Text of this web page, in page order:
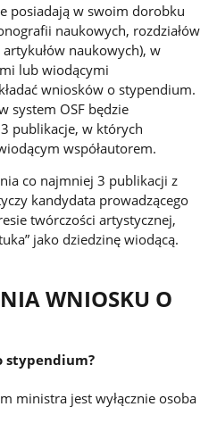
posiadają w swoim dorobku
naukowych, rozdziałów
naukowych), w
lub wiodącymi
wniosków o stypendium.
system OSF będzie
publikacje, w których
współautorem.
co najmniej 3 publikacji z
kandydata prowadzącego
twórczości artystycznej,
jako dziedzinę wiodącą.
WNIOSKU O
stypendium?
ministra jest wyłącznie osoba